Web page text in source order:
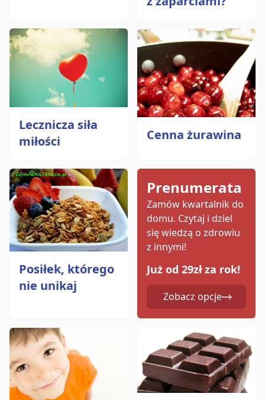
Lecznicza siła
miłości
Cenna żurawina
Posiłek, którego
nie unikaj
Prenumerata
Zamów kwartalnik do
domu. Czytaj i dziel
się wiedzą o zdrowiu
z innymi!
Już od 29zł za rok!
Zobacz opcje